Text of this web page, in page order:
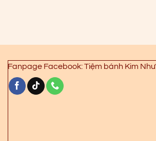
Fanpage Facebook: Tiệm bánh Kim Như